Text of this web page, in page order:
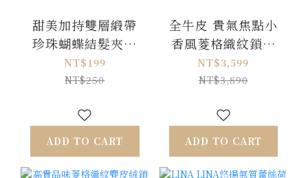
甜美加持雙層緞帶
珍珠蝴蝶結髮夾一
對-貴氣黑
NT$199
NT$250
ADD TO CART
全牛皮 貴氣焦點小
香風菱格織紋鎖頭
後背包-高貴米白
NT$3,599
NT$3,890
ADD TO CART